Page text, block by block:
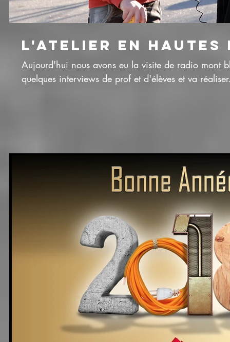
L'ATELIER EN HAUTES
Aujourd'hui nous avons eu la visite de radio mont
quelques interviews de prof et d'élèves et va